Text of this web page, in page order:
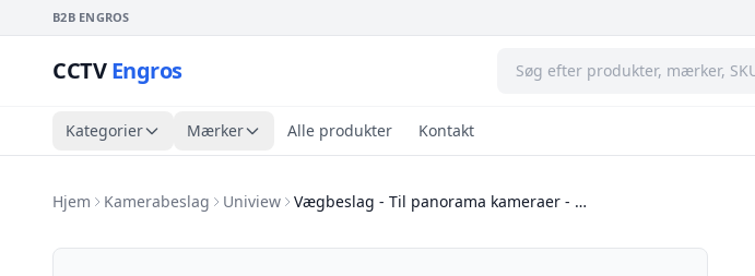
B2B ENGROS
CCTVEngros
Kategorier Mærker Alle produkter Kontakt
Hjem Kamerabeslag Uniview Vægbeslag - Til panorama kameraer - …